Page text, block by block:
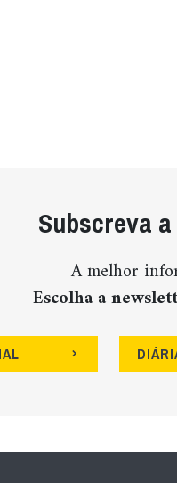
Subscreva
A melhor
Escolha a